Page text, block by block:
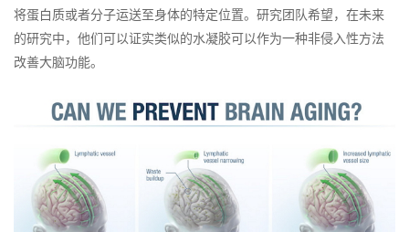
将蛋白质或者分子运送至身体的特定位置。研究团队希望，在未来
的研究中，他们可以证实类似的水凝胶可以作为一种非侵入性方法
改善大脑功能。